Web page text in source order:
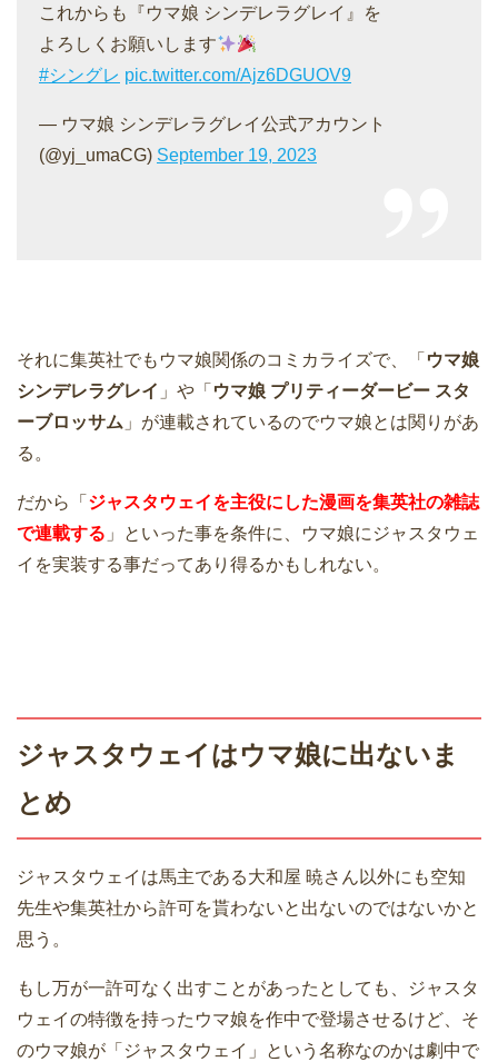
これからも『ウマ娘 シンデレラグレイ』を
よろしくお願いします
#シングレ pic.twitter.com/Ajz6DGUOV9
— ウマ娘 シンデレラグレイ公式アカウント
(@yj_umaCG) September 19, 2023
それに集英社でもウマ娘関係のコミカライズで、「 ウマ娘
シンデレラグレイ 」や「 ウマ娘 プリティーダービー スタ
ーブロッサム 」が連載されているのでウマ娘とは関りがあ
る。
だから「 ジャスタウェイを主役にした漫画を集英社の雑誌
で連載する 」といった事を条件に、ウマ娘にジャスタウェ
イを実装する事だってあり得るかもしれない。
ジャスタウェイはウマ娘に出ないま
とめ
ジャスタウェイは馬主である大和屋 暁さん以外にも空知
先生や集英社から許可を貰わないと出ないのではないかと
思う。
もし万が一許可なく出すことがあったとしても、ジャスタ
ウェイの特徴を持ったウマ娘を作中で登場させるけど、そ
のウマ娘が「ジャスタウェイ」という名称なのかは劇中で